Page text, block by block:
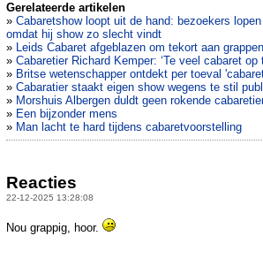
Gerelateerde artikelen
» Cabaretshow loopt uit de hand: bezoekers
omdat hij show zo slecht vindt
» Leids Cabaret afgeblazen om tekort aan
» Cabaretier Richard Kemper: ‘Te veel cabaret op
» Britse wetenschapper ontdekt per toeval
» Cabaratier staakt eigen show wegens te stil
» Morshuis Albergen duldt geen rokende
» Een bijzonder mens
» Man lacht te hard tijdens cabaretvoorstelling
Reacties
22-12-2025 13:28:08
Nou grappig, hoor.